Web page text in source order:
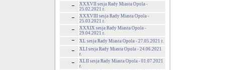
XXXVII sesja Rady Miasta Opola -
25.02.2021 r.
XXXVIII sesja Rady Miasta Opola -
25.03.2021 r.
XXXIX sesja Rady Miasta Opola -
29.04.2021 r.
XL sesja Rady Miasta Opola - 27.05.2021 r.
XLI sesja Rady Miasta Opola - 24.06.2021
r.
XLII sesja Rady Miasta Opola - 01.07.2021
r.